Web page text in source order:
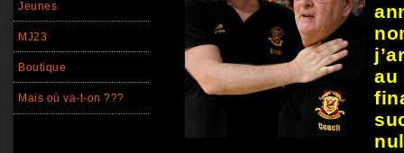
Jeunes
MJ23
Boutique
Mais où va-t-on ???